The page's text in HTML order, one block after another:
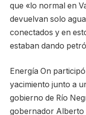
que «lo normal en
devuelvan solo
conectados y en
estaban dando
Energía On
yacimiento junto a
gobierno de Río
gobernador Alberto